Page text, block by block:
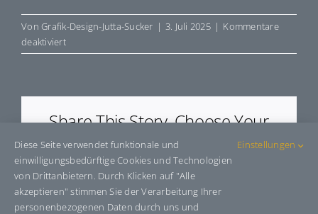
VonGrafik-Design-Jutta-Sucker | 3. Juli 2025 | Kommentare
deaktiviertfür
E64849/2
Share This Story, Choose Your
Platform!
Facebook Bluesky WhatsAppTelegram
E-
Mail
Diese Seite verwendet funktionale und
einwilligungsbedürftige Cookies und Technologien
von Drittanbietern. Durch Klicken auf "Alle
akzeptieren" stimmen Sie der Verarbeitung Ihrer
personenbezogenen Daten durch uns und
Einstellungen